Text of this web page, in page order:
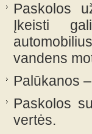
Paskolos
Įkeisti
vandens
Palūkanos
Paskolos
vertės.